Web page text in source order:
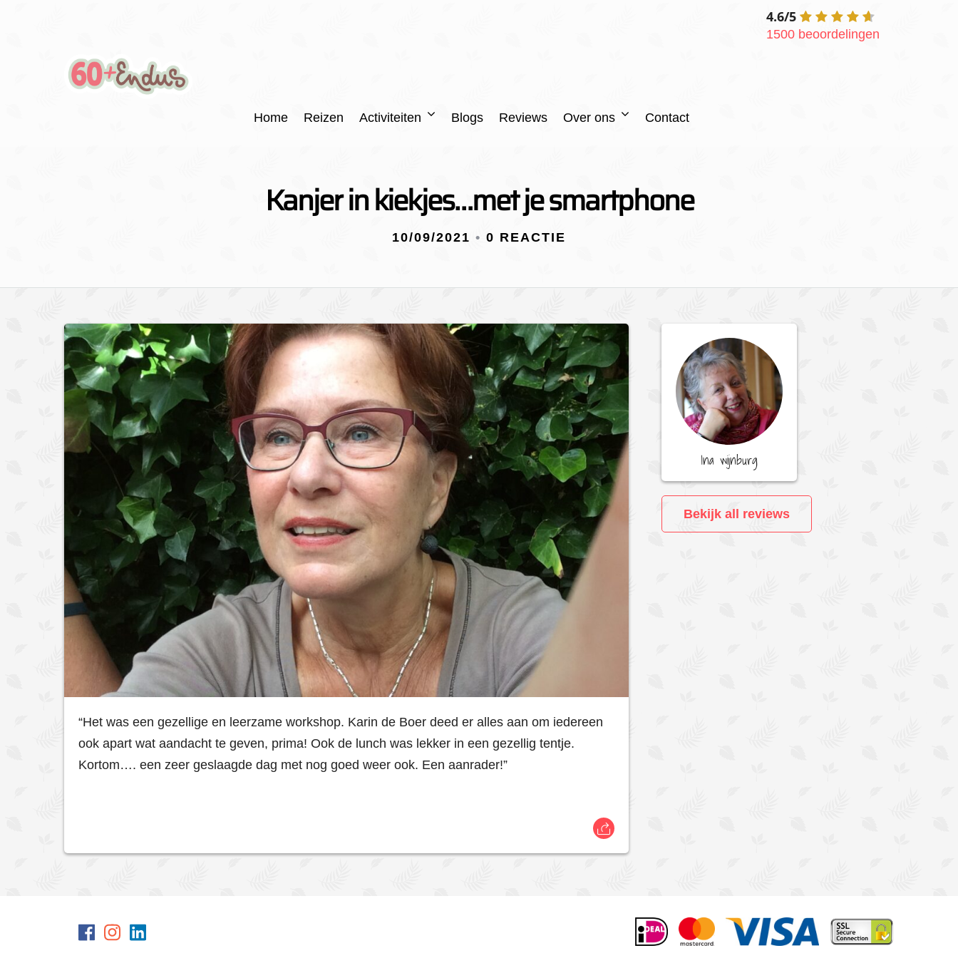
4.6/5
1500 beoordelingen
Home Reizen Activiteiten Blogs Reviews Over ons Contact
Kanjer in kiekjes…met je smartphone
10/09/2021 • 0 REACTIE
“Het was een gezellige en leerzame workshop. Karin de Boer deed er alles aan om iedereen
ook apart wat aandacht te geven, prima! Ook de lunch was lekker in een gezellig tentje.
Kortom…. een zeer geslaagde dag met nog goed weer ook. Een aanrader!”
Ina wijnburg
Bekijk all reviews